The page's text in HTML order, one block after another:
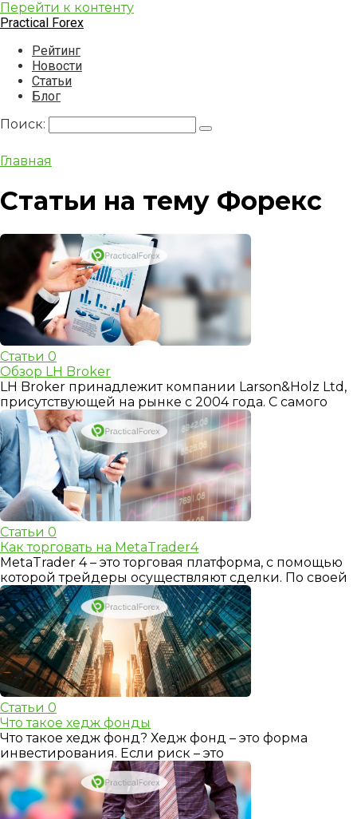
Перейти к контенту
Practical Forex
Рейтинг
Новости
Статьи
Блог
Поиск:
Главная
Статьи на тему Форекс
Статьи 0
Обзор LH Broker
LH Broker принадлежит компании Larson&Holz Ltd,
присутствующей на рынке с 2004 года. С самого
Статьи 0
Как торговать на MetaTrader4
MetaTrader 4 – это торговая платформа, с помощью
которой трейдеры осуществляют сделки. По своей
Статьи 0
Что такое хедж фонды
Что такое хедж фонд? Хедж фонд – это форма
инвестирования. Если риск – это